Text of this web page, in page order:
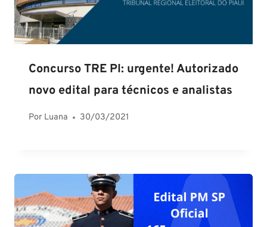
Concurso TRE PI: urgente! Autorizado
novo edital para técnicos e analistas
Por Luana 30/03/2021